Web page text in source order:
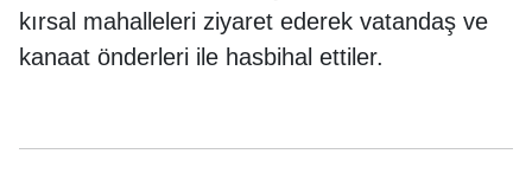
kırsal mahalleleri ziyaret ederek vatandaş ve
kanaat önderleri ile hasbihal ettiler.